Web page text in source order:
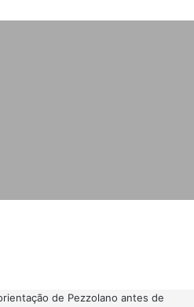
de Pezzolano antes de